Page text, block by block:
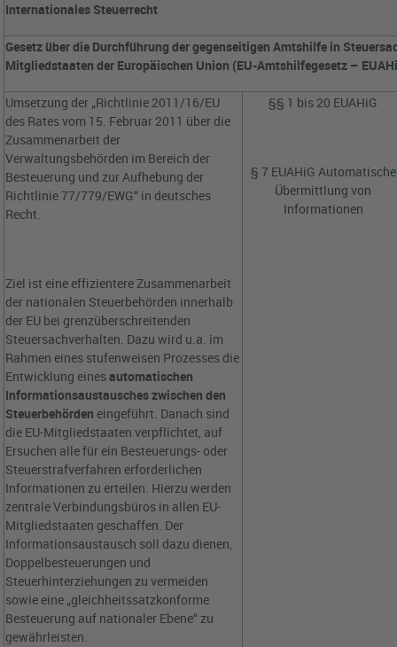
Internationales Steuerrecht
Gesetz über die Durchführung der gegenseitigen Amtshilfe in
Mitgliedstaaten der Europäischen Union (EU-Amtshilfegesetz –
Umsetzung der „Richtlinie 2011/16/EU
des Rates vom 15. Februar 2011 über die
Zusammenarbeit der
Verwaltungsbehörden im Bereich der
Besteuerung und zur Aufhebung der
Richtlinie 77/779/EWG“ in deutsches
Recht.
Ziel ist eine effizientere Zusammenarbeit
der nationalen Steuerbehörden innerhalb
der EU bei grenzüberschreitenden
Steuersachverhalten. Dazu wird u.a. im
Rahmen eines stufenweisen Prozesses die
Entwicklung einesautomatischen
Informationsaustausches zwischen den
Steuerbehörden eingeführt. Danach sind
die EU-Mitgliedstaaten verpflichtet, auf
Ersuchen alle für ein Besteuerungs- oder
Steuerstrafverfahren erforderlichen
Informationen zu erteilen. Hierzu werden
zentrale Verbindungsbüros in allen EU-
Mitgliedstaaten geschaffen. Der
Informationsaustausch soll dazu dienen,
Doppelbesteuerungen und
Steuerhinterziehungen zu vermeiden
sowie eine „gleichheitssatzkonforme
Besteuerung auf nationaler Ebene“ zu
gewährleisten.
§§ 1 bis 20 EUAHiG
§ 7 EUAHiG Automatische
Übermittlung von
Informationen